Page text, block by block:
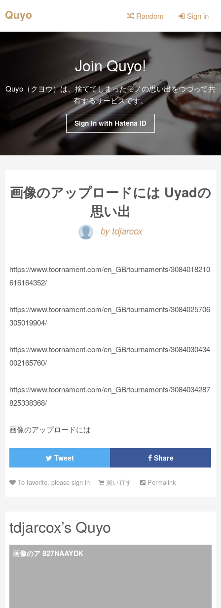
Quyo Random Sign in
Join Quyo!
Quyo（クヨウ）は、捨ててしまったモノの思い出をつづって共
有するサービスです。
Sign in with Hatena ID
画像のアップロードには Uyadの
思い出
by tdjarcox
https://www.toornament.com/en_GB/tournaments/3084018210
616164352/
https://www.toornament.com/en_GB/tournaments/3084025706
305019904/
https://www.toornament.com/en_GB/tournaments/3084030434
002165760/
https://www.toornament.com/en_GB/tournaments/3084034287
825338368/
画像のアップロードには
Tweet Share
To favorite, please sign in 買い直す Permalink
tdjarcox’s Quyo
画像のア 827NAAYDK